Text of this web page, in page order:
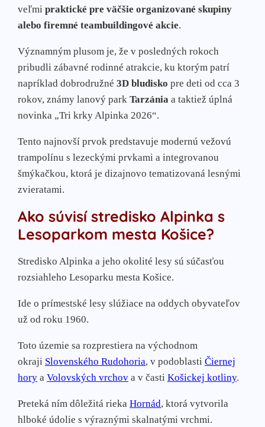
veľmi praktické pre väčšie organizované skupiny
alebo firemné teambuildingové akcie.
Významným plusom je, že v posledných rokoch
pribudli zábavné rodinné atrakcie, ku ktorým patrí
napríklad dobrodružné 3D bludisko pre deti od cca 3
rokov, známy lanový park Tarzánia a taktiež úplná
novinka „Tri krky Alpinka 2026“.
Tento najnovší prvok predstavuje modernú vežovú
trampolínu s lezeckými prvkami a integrovanou
šmýkačkou, ktorá je dizajnovo tematizovaná lesnými
zvieratami.
Ako súvisí stredisko Alpinka s
Lesoparkom mesta Košice?
Stredisko Alpinka a jeho okolité lesy sú súčasťou
rozsiahleho Lesoparku mesta Košice.
Ide o prímestské lesy slúžiace na oddych obyvateľov
už od roku 1960.
Toto územie sa rozprestiera na východnom
okraji Slovenského Rudohoria, v podoblasti Čiernej
hory a Volovských vrchov a v časti Košickej kotliny.
Preteká ním dôležitá rieka Hornád, ktorá vytvorila
hlboké údolie s výraznými skalnatými vrchmi.